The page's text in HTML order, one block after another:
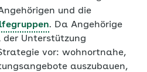
und die
. Da Angehörige
der Unterstützung
vor: wohnortnahe,
auszubauen,